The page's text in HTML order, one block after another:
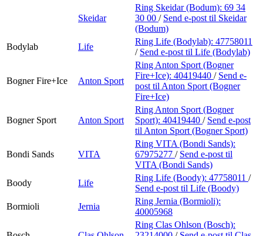
Skeidar
Ring Skeidar (Bodum): 69 34
30 00 / Send e-post til Skeidar
(Bodum)
Bodylab
Life
Ring Life (Bodylab): 47758011
/ Send e-post til Life (Bodylab)
Bogner Fire+Ice Anton Sport
Ring Anton Sport (Bogner
Fire+Ice): 40419440 / Send e-
post til Anton Sport (Bogner
Fire+Ice)
Bogner Sport Anton Sport
Ring Anton Sport (Bogner
Sport): 40419440 / Send e-post
til Anton Sport (Bogner Sport)
Bondi Sands VITA
Ring VITA (Bondi Sands):
67975277 / Send e-post til
VITA (Bondi Sands)
Boody
Life
Ring Life (Boody): 47758011 /
Send e-post til Life (Boody)
Bormioli
Jernia
Ring Jernia (Bormioli):
40005968
Ring Clas Ohlson (Bosch):